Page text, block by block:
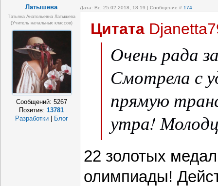
Латышева Дата: Вс, 25.02.2018, 18:19 | Сообщение # 174
Татьяна Анатольевна Латышева
(учитель начальных классов)
Сообщений: 5267
Позитив:13781
Разработки
Блог
Цитата
Очень рада
Смотрела с
прямую
утра!
Гордость
22 золотых
олимпиады!